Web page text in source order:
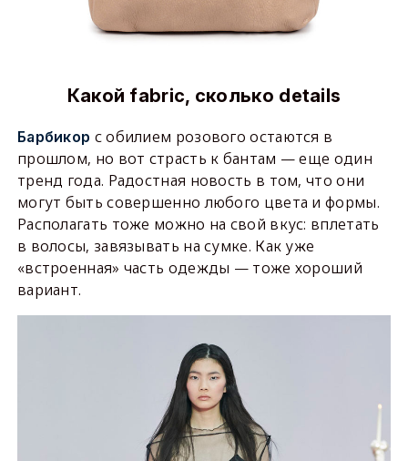
Какой fabric, сколько details
Барбикор с обилием розового остаются в
прошлом, но вот страсть к бантам — еще один
тренд года. Радостная новость в том, что они
могут быть совершенно любого цвета и формы.
Располагать тоже можно на свой вкус: вплетать
в волосы, завязывать на сумке. Как уже
«встроенная» часть одежды — тоже хороший
вариант.